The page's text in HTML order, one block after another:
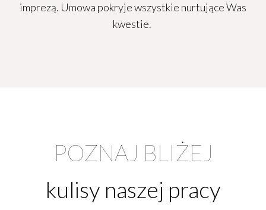
imprezą. Umowa pokryje wszystkie nurtujące Was
kwestie.
kulisy naszej pracy
POZNAJ BLIŻEJ